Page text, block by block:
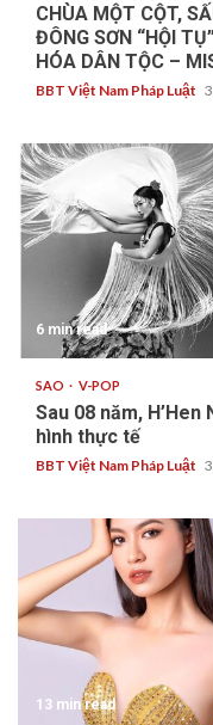
CHÙA MỘT CỘT,
ĐÔNG SƠN “HỘI
HÓA DÂN TỘC –
BBT Việt Nam Pháp Luật
6 min read
SAO V-POP
Sau 08 năm,
hình thực tế
BBT Việt Nam Pháp Luật
13 min read